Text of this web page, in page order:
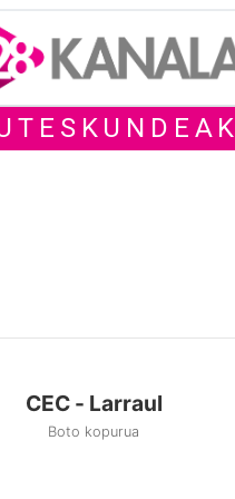
CEC - Larraul
Boto kopurua